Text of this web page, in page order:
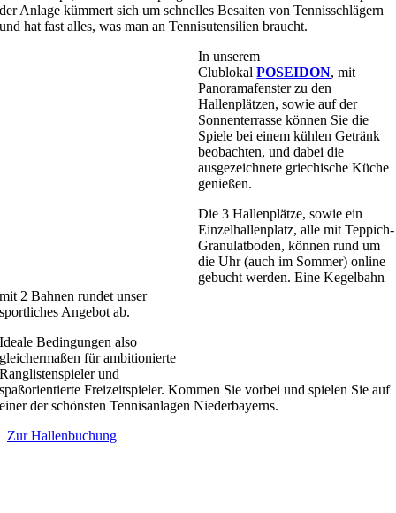
der Anlage kümmert sich um schnelles Besaiten von Tennisschlägern
und hat fast alles, was man an Tennisutensilien braucht.
In unserem
ClublokalPOSEIDON, mit
Panoramafenster zu den
Hallenplätzen, sowie auf der
Sonnenterrasse können Sie die
Spiele bei einem kühlen Getränk
beobachten, und dabei die
ausgezeichnete griechische Küche
genießen.
Die 3 Hallenplätze, sowie ein
Einzelhallenplatz, alle mit Teppich-
Granulatboden, können rund um
die Uhr (auch im Sommer) online
gebucht werden. Eine Kegelbahn
mit 2 Bahnen rundet unser
sportliches Angebot ab.
Ideale Bedingungen also
gleichermaßen für ambitionierte
Ranglistenspieler und
spaßorientierte Freizeitspieler. Kommen Sie vorbei und spielen Sie auf
einer der schönsten Tennisanlagen Niederbayerns.
Zur Hallenbuchung